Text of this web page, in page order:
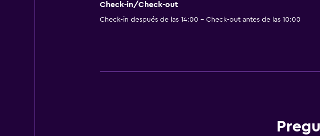
Check-in/Check-out
Check-in después de las 14:00 - Check-out antes de las 10:00